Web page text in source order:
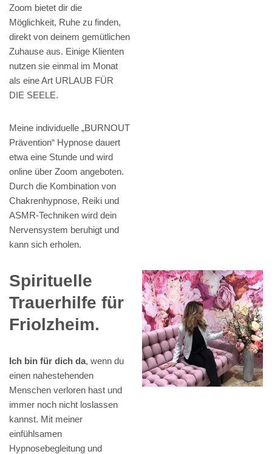
Zoom bietet dir die
Möglichkeit, Ruhe zu finden,
direkt von deinem gemütlichen
Zuhause aus. Einige Klienten
nutzen sie einmal im Monat
als eine Art URLAUB FÜR
DIE SEELE.
Meine individuelle „BURNOUT
Prävention“ Hypnose dauert
etwa eine Stunde und wird
online über Zoom angeboten.
Durch die Kombination von
Chakrenhypnose, Reiki und
ASMR-Techniken wird dein
Nervensystem beruhigt und
kann sich erholen.
Spirituelle
Trauerhilfe für
Friolzheim.
Ich bin für dich da, wenn du
einen nahestehenden
Menschen verloren hast und
immer noch nicht loslassen
kannst. Mit meiner
einfühlsamen
Hypnosebegleitung und